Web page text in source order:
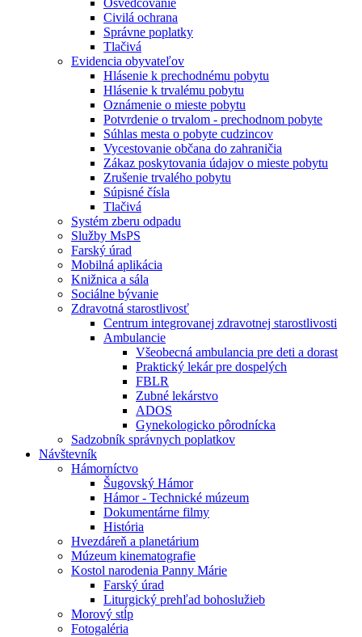
Osvedčovanie
Civilá ochrana
Správne poplatky
Tlačivá
Evidencia obyvateľov
Hlásenie k prechodnému pobytu
Hlásenie k trvalému pobytu
Oznámenie o mieste pobytu
Potvrdenie o trvalom - prechodnom pobyte
Súhlas mesta o pobyte cudzincov
Vycestovanie občana do zahraničia
Zákaz poskytovania údajov o mieste pobytu
Zrušenie trvalého pobytu
Súpisné čísla
Tlačivá
Systém zberu odpadu
Služby MsPS
Farský úrad
Mobilná aplikácia
Knižnica a sála
Sociálne bývanie
Zdravotná starostlivosť
Centrum integrovanej zdravotnej starostlivosti
Ambulancie
Všeobecná ambulancia pre deti a dorast
Praktický lekár pre dospelých
FBLR
Zubné lekárstvo
ADOS
Gynekologicko pôrodnícka
Sadzobník správnych poplatkov
Návštevník
Hámorníctvo
Šugovský Hámor
Hámor - Technické múzeum
Dokumentárne filmy
História
Hvezdáreň a planetárium
Múzeum kinematografie
Kostol narodenia Panny Márie
Farský úrad
Liturgický prehľad bohoslužieb
Morový stĺp
Fotogaléria